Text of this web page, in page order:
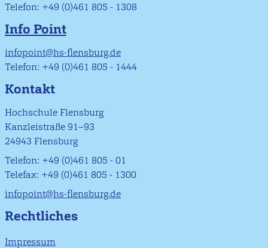
Telefon: +49 (0)461 805 - 1308
Info Point
infopoint@hs-flensburg.de
Telefon: +49 (0)461 805 - 1444
Kontakt
Hochschule Flensburg
Kanzleistraße 91–93
24943 Flensburg
Telefon: +49 (0)461 805 - 01
Telefax: +49 (0)461 805 - 1300
infopoint@hs-flensburg.de
Rechtliches
Impressum